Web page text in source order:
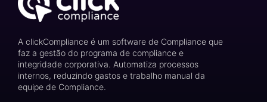
A clickCompliance é um software de Compliance que
faz a gestão do programa de compliance e
integridade corporativa. Automatiza processos
internos, reduzindo gastos e trabalho manual da
equipe de Compliance.